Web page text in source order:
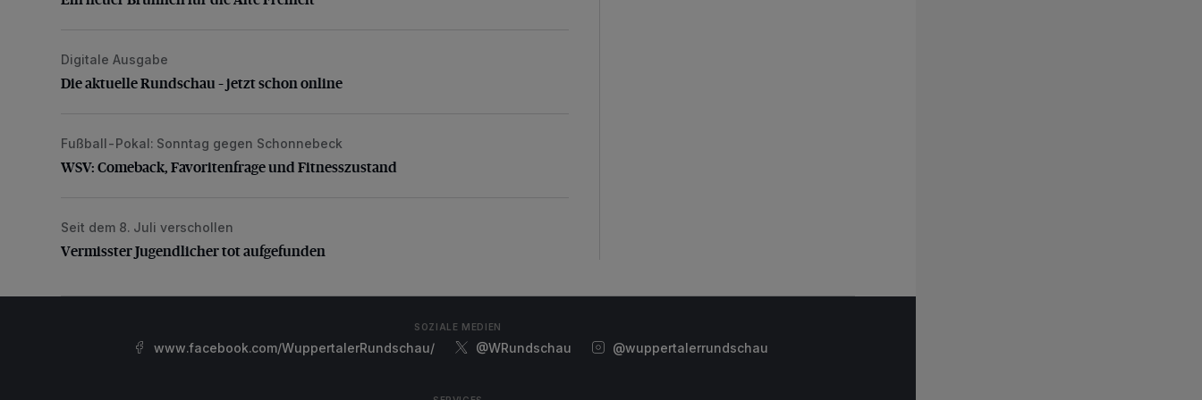
Die aktuelle Rundschau – jetzt schon online
Digitale Ausgabe
Die aktuelle Rundschau – jetzt schon online
WSV: Comeback, Favoritenfrage und Fitnesszustand
Fußball-Pokal: Sonntag gegen Schonnebeck
WSV: Comeback, Favoritenfrage und Fitnesszustand
Vermisster Jugendlicher tot aufgefunden
Seit dem 8. Juli verschollen
Vermisster Jugendlicher tot aufgefunden
SOZIALE MEDIEN
www.facebook.com/WuppertalerRundschau/ @WRundschau @wuppertalerrundschau